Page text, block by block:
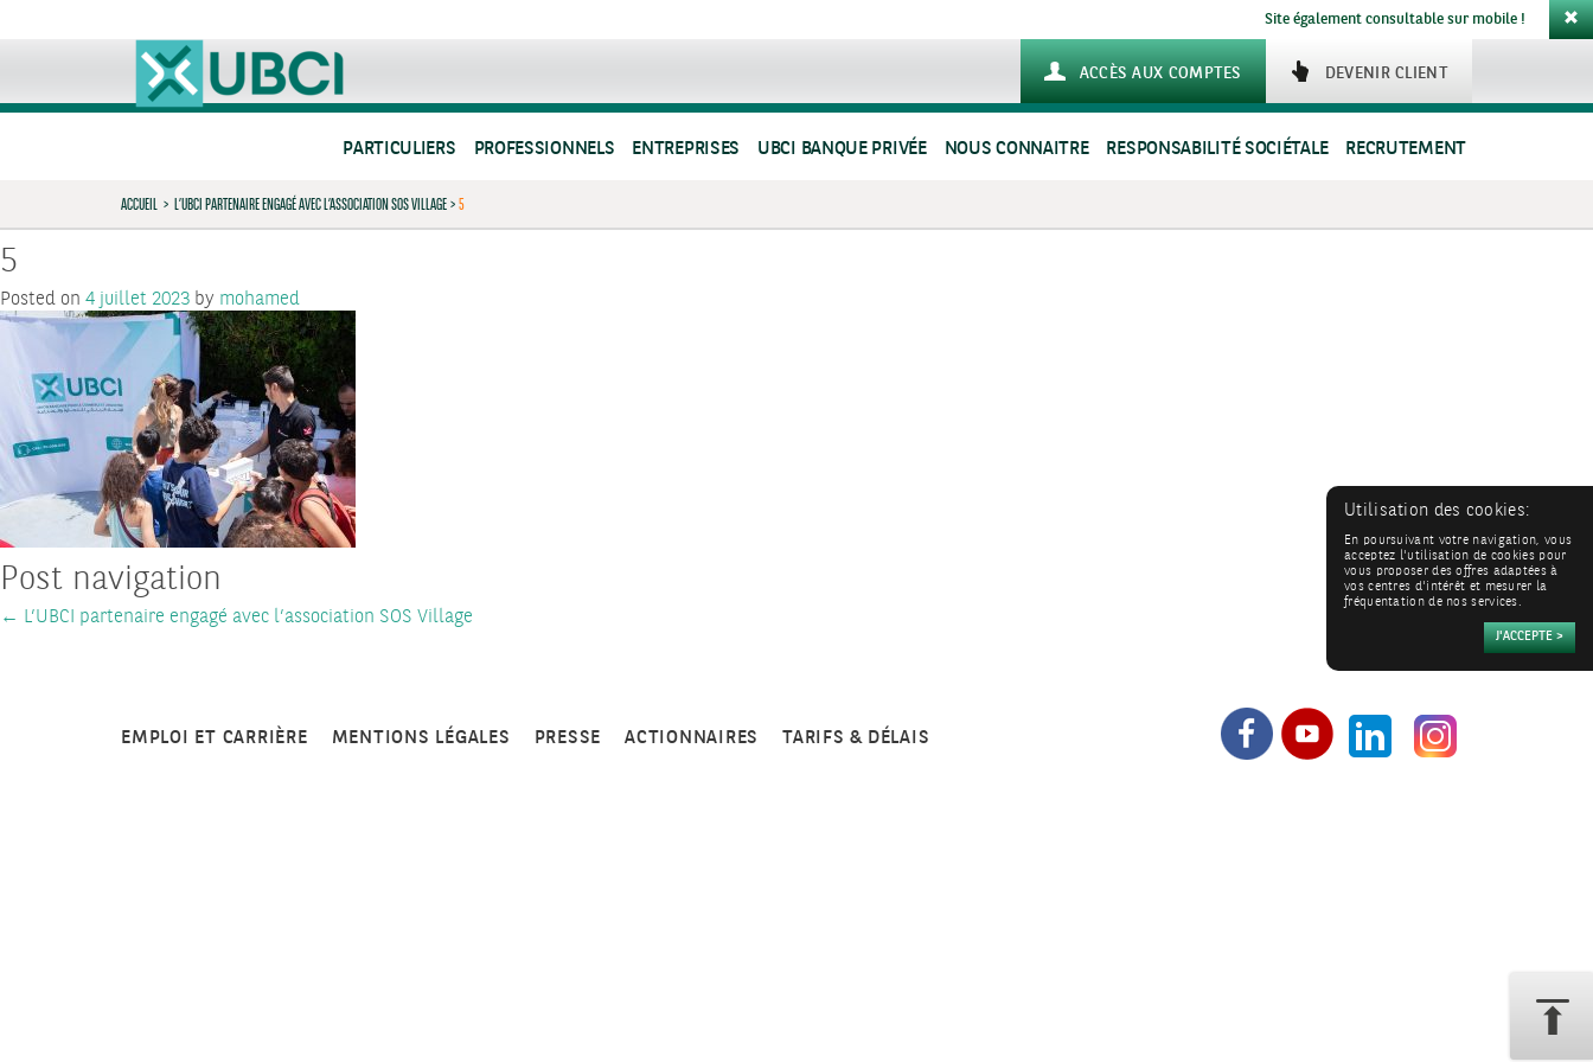
Site également consultable sur mobile !
DEVENIR CLIENT
ACCÈS AUX COMPTES
PARTICULIERS PROFESSIONNELS ENTREPRISES UBCI BANQUE PRIVÉE NOUS CONNAITRE RESPONSABILITÉ SOCIÉTALE RECRUTEMENT
ACCUEIL > L’UBCI PARTENAIRE ENGAGÉ AVEC L’ASSOCIATION SOS VILLAGE>5
5
Posted on 4 juillet 2023 by mohamed
Post navigation
← L’UBCI partenaire engagé avec l’association SOS Village
EMPLOI ET CARRIÈRE MENTIONS LÉGALES PRESSE ACTIONNAIRES TARIFS & DÉLAIS
Utilisation des cookies:
En poursuivant votre navigation, vous
acceptez l'utilisation de cookies pour
vous proposer des offres adaptées à
vos centres d'intérêt et mesurer la
fréquentation de nos services.